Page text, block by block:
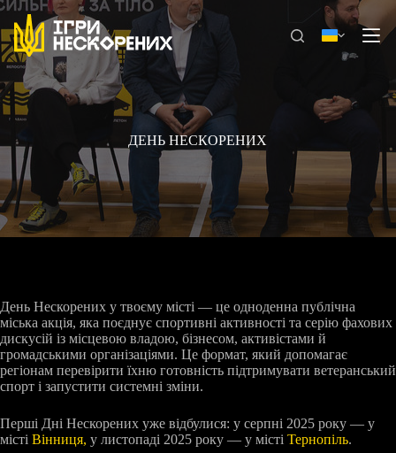
Перейти
вмісту
ДЕНЬ НЕСКОРЕНИХ
День Нескорених у твоєму місті — це одноденна публічна
міська акція, яка поєднує спортивні активності та серію фахових
дискусій із місцевою владою, бізнесом, активістами й
громадськими організаціями. Це формат, який допомагає
регіонам перевірити їхню готовність підтримувати ветеранський
спорт і запустити системні зміни.
Перші Дні Нескорених уже відбулися: у серпні 2025 року — у
місті Вінниця, у листопаді 2025 року — у місті Тернопіль.